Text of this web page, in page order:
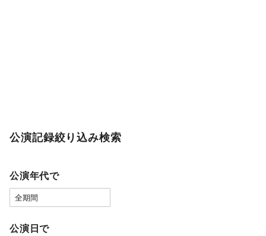
公演記録絞り込み検索
公演年代で
公演日で